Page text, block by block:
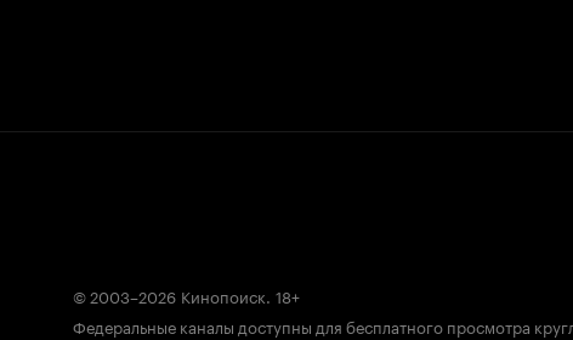
© 2003–2026 Кинопоиск. 18+
Федеральные каналы доступны для бесплатного просмотра